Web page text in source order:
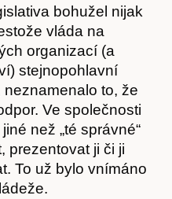
bohužel nijak
vláda na
organizací (a
stejnopohlavní
to, že
Ve společnosti
než „té správné“
prezentovat ji či ji
To už bylo vnímáno